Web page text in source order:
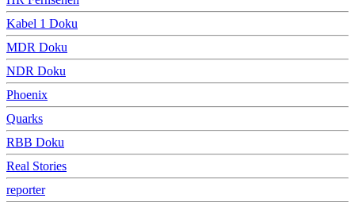
Kabel 1 Doku
MDR Doku
NDR Doku
Phoenix
Quarks
RBB Doku
Real Stories
reporter